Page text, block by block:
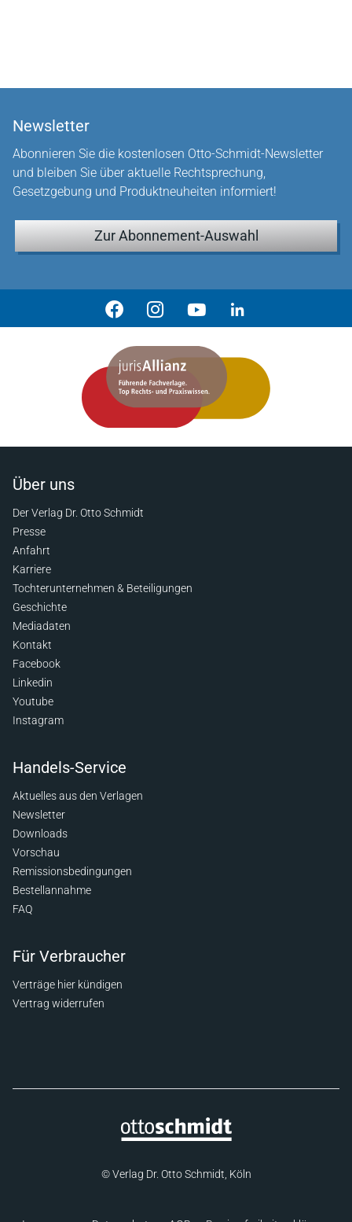
Newsletter
Abonnieren Sie die kostenlosen Otto-Schmidt-Newsletter
und bleiben Sie über aktuelle Rechtsprechung,
Gesetzgebung und Produktneuheiten informiert!
Zur Abonnement-Auswahl
Über uns
Der Verlag Dr. Otto Schmidt
Presse
Anfahrt
Karriere
Tochterunternehmen & Beteiligungen
Geschichte
Mediadaten
Kontakt
Facebook
Linkedin
Youtube
Instagram
Handels-Service
Aktuelles aus den Verlagen
Newsletter
Downloads
Vorschau
Remissionsbedingungen
Bestellannahme
FAQ
Für Verbraucher
Verträge hier kündigen
Vertrag widerrufen
© Verlag Dr. Otto Schmidt, Köln